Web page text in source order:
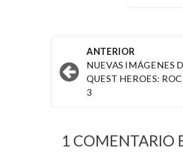
Navegación
por
las
entradas
ANTERIOR
NUEVAS IMÁGENES
QUEST HEROES:
3
1 COMENTARIO